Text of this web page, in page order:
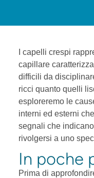
I capelli crespi
capillare
difficili da
ricci quanto quelli
esploreremo le
interni ed esterni
segnali che
rivolgersi a uno
In poche
Prima di